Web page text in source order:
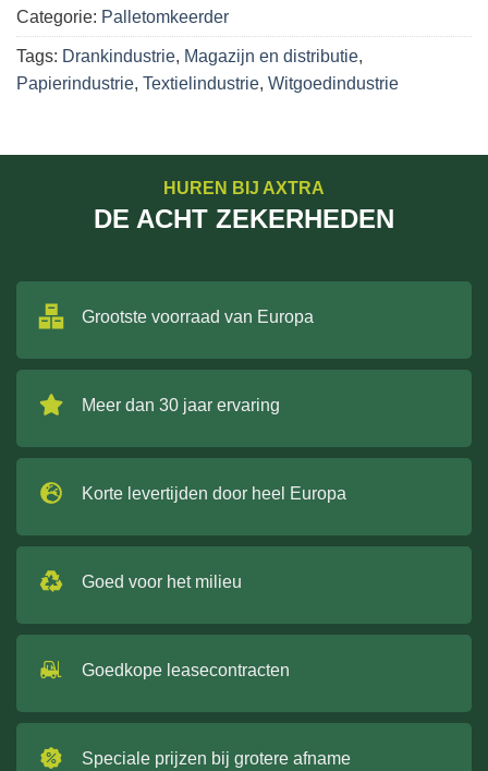
Categorie: Palletomkeerder
Tags: Drankindustrie, Magazijn en distributie,
Papierindustrie, Textielindustrie, Witgoedindustrie
HUREN BIJ AXTRA
DE ACHT ZEKERHEDEN
Grootste voorraad van Europa
Meer dan 30 jaar ervaring
Korte levertijden door heel Europa
Goed voor het milieu
Goedkope leasecontracten
Speciale prijzen bij grotere afname